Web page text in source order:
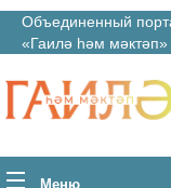
Объединенный
«Гаилә һәм мәктәп»
Меню